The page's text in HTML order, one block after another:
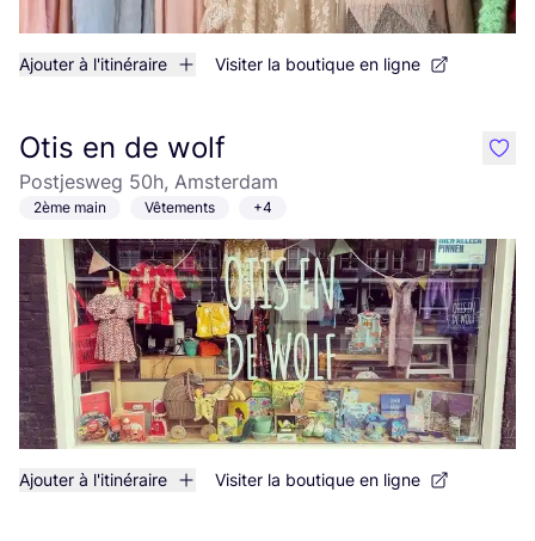
Ajouter à l'itinéraire Visiter la boutique en ligne
Otis en de wolf
Postjesweg 50h, Amsterdam
2ème main Vêtements +4
Ajouter à l'itinéraire Visiter la boutique en ligne
like